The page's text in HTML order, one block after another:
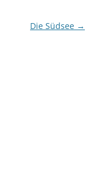
Die Südsee →